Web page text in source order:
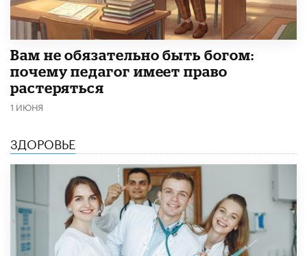
​Вам не обязательно быть богом:
почему педагог имеет право
растеряться
1 ИЮНЯ
ЗДОРОВЬЕ